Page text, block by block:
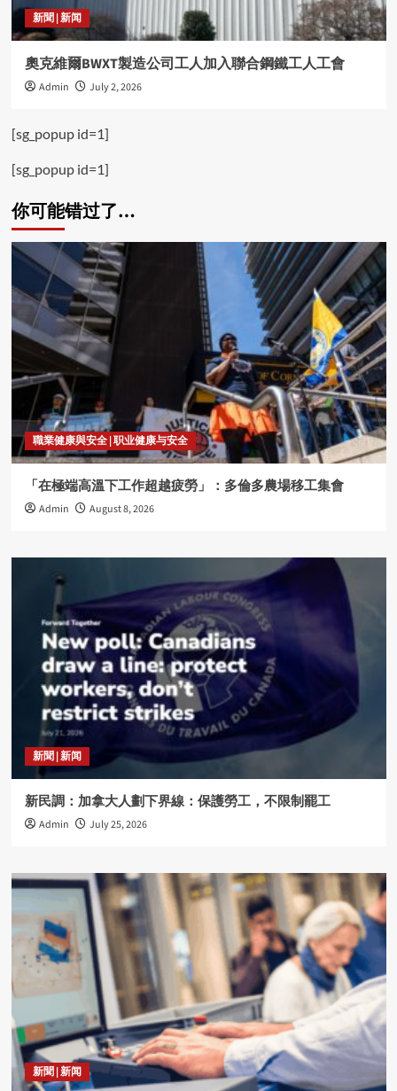
新聞 | 新闻
奧克維爾BWXT製造公司工人加入聯合鋼鐵工人工會
Admin July 2, 2026
[sg_popup id=1]
[sg_popup id=1]
你可能错过了…
職業健康與安全 | 职业健康与安全
「在極端高溫下工作超越疲勞」：多倫多農場移工集會
Admin August 8, 2026
新聞 | 新闻
新民調：加拿大人劃下界線：保護勞工，不限制罷工
Admin July 25, 2026
新聞 | 新闻